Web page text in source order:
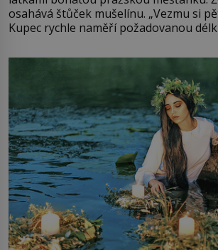
osahává štůček mušelínu. „Vezmu si
Kupec rychle naměří požadovanou
milostpaní. Stačí jenom na sukni,“
množství růžového mušelínu. „Ošidili